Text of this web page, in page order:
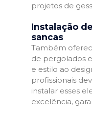
projetos de
Instalação
sancas
Também
de pergolados
e estilo ao
profissionais
instalar esses
excelência,